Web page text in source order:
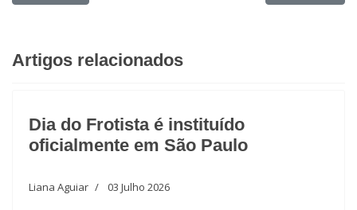
Artigos relacionados
Dia do Frotista é instituído
oficialmente em São Paulo
Liana Aguiar 03 Julho 2026